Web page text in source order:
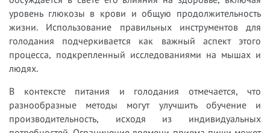
уровень глюкозы в крови и общую продолжительность
жизни. Использование правильных инструментов для
голодания подчеркивается как важный аспект этого
процесса, подкрепленный исследованиями на мышах и
людях.
В контексте питания и голодания отмечается, что
разнообразные методы могут улучшить обучение и
производительность, исходя из индивидуальных